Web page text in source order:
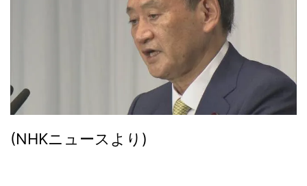
(NHKニュースより)